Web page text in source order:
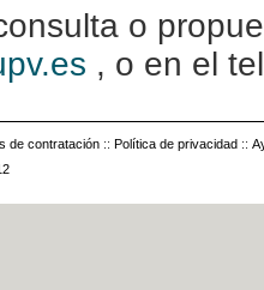
o
, o en el
de contratación :: Política de privacidad ::